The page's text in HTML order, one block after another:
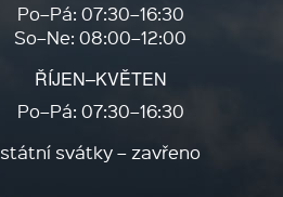
Po–Pá: 07:30–16:30
So–Ne: 08:00–12:00
ŘÍJEN–KVĚTEN
Po–Pá: 07:30–16:30
státní svátky – zavřeno